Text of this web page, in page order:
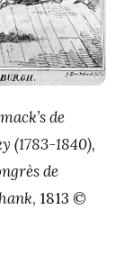
de
(1783-1840),
de
, 1813 ©